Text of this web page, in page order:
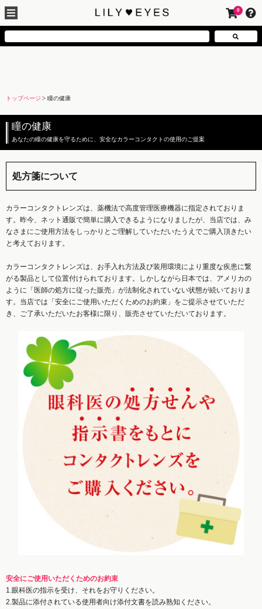
0
トップページ 瞳の健康
瞳の健康
あなたの瞳の健康を守るために、安全なカラーコンタクトの使用のご提案
処方箋について
カラーコンタクトレンズは、薬機法で高度管理医療機器に指定されておりま
す。昨今、ネット通販で簡単に購入できるようになりましたが、当店では、み
なさまにご使用方法をしっかりとご理解していただいたうえでご購入頂きたい
と考えております。
カラーコンタクトレンズは、お手入れ方法及び装用環境により重度な疾患に繋
がる製品として位置付けられております。しかしながら日本では、アメリカの
ように「医師の処方に従った販売」が法制化されていない状態が続いておりま
す。当店では「安全にご使用いただくためのお約束」をご提示させていただ
き、ご了承いただいたお客様に限り、販売させていただいております。
安全にご使用いただくためのお約束
1.眼科医の指示を受け、それをお守りください。
2.製品に添付されている使用者向け添付文書を読み熟知ください。